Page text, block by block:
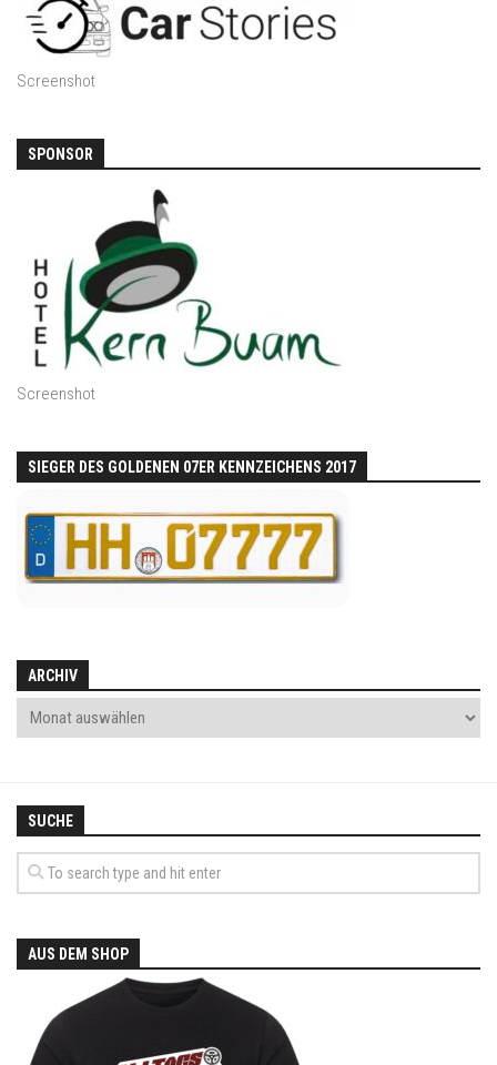
Screenshot
SPONSOR
Screenshot
SIEGER DES GOLDENEN 07ER KENNZEICHENS 2017
ARCHIV
SUCHE
AUS DEM SHOP